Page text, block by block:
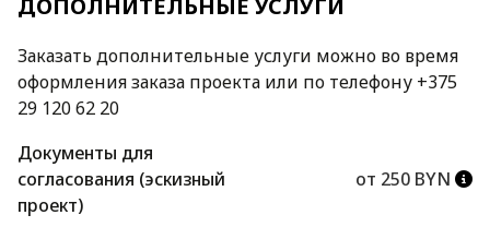
Заказать дополнительные услуги можно во время
оформления заказа проекта или по телефону +375
29 120 62 20
Документы для
согласования (эскизный
проект)
от 250 BYN